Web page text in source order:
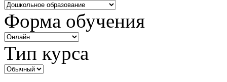
Форма обучения
Тип курса